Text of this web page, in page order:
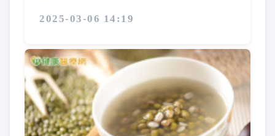
2025-03-06 14:19